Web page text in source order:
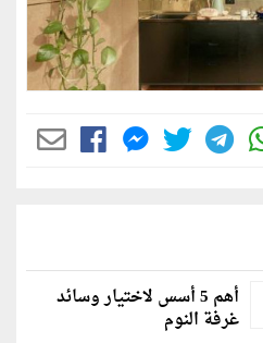
أهم 5 أسس لاختيار وسائد
غرفة النوم